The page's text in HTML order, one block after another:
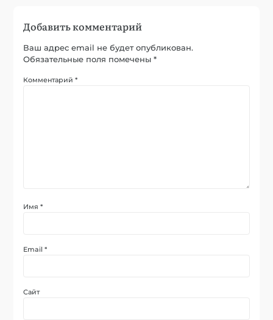
Добавить комментарий
Ваш адрес email не будет опубликован.
Обязательные поля помечены*
Комментарий*
Имя*
Email*
Сайт